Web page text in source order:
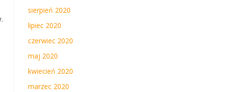
sierpień 2020
lipiec 2020
czerwiec 2020
maj 2020
kwiecień 2020
marzec 2020